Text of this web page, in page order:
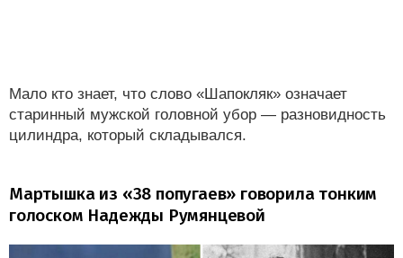
Мало кто знает, что слово «Шапокляк» означает
старинный мужской головной убор — разновидность
цилиндра, который складывался.
Мартышка из «38 попугаев» говорила тонким
голоском Надежды Румянцевой